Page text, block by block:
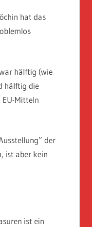
hat das
hälftig (wie
hälftig die
Mitteln
der
ist aber kein
ist ein